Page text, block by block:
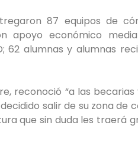
87 equipos de
apoyo económico
62 alumnas y alumnas
reconoció “a las becarias
salir de su zona de
que sin duda les traerá